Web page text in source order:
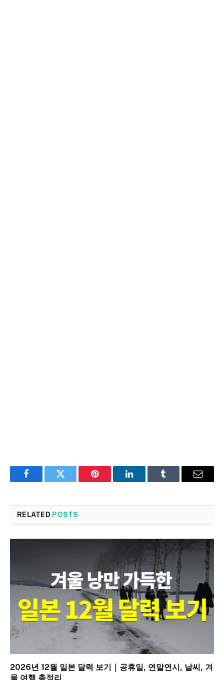
FacebookTwitter Pinterest LinkedInTumblr Email
RELATED POSTS
2026년 12월 일본 달력 보기｜공휴일, 연말연시, 날씨, 겨
울 여행 총정리